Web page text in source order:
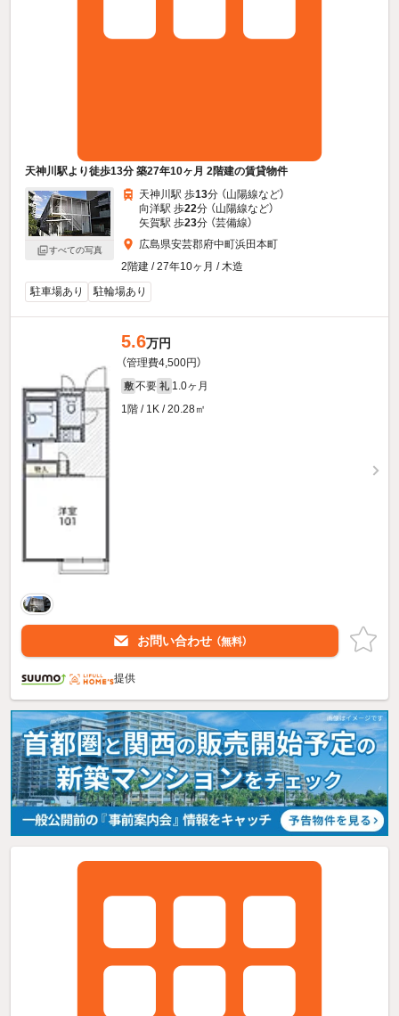
天神川駅より徒歩13分 築27年10ヶ月 2階建の賃貸物件
すべての写真
天神川駅 歩13分 （山陽線など）
向洋駅 歩22分 （山陽線など）
矢賀駅 歩23分 （芸備線）
広島県安芸郡府中町浜田本町
2階建 / 27年10ヶ月 / 木造
駐車場あり
駐輪場あり
5.6万円
（管理費4,500円）
敷 不要 礼 1.0ヶ月
1階 / 1K / 20.28㎡
お問い合わせ （無料）
提供